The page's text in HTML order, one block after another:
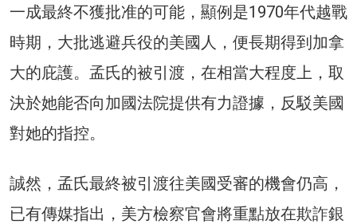
一成最終不獲批准的可能，顯例是1970年代越戰
時期，大批逃避兵役的美國人，便長期得到加拿
大的庇護。孟氏的被引渡，在相當大程度上，取
決於她能否向加國法院提供有力證據，反駁美國
對她的指控。
誠然，孟氏最終被引渡往美國受審的機會仍高，
已有傳媒指出，美方檢察官會將重點放在欺詐銀